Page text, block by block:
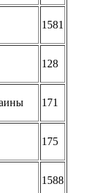
1581
128
171
175
1588